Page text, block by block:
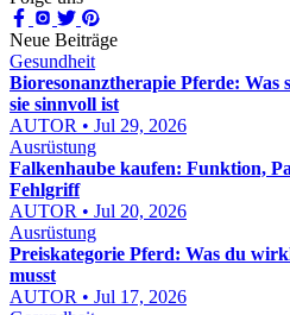
Neue Beiträge
Gesundheit
Bioresonanztherapie Pferde: Was
sie sinnvoll ist
AUTOR • Jul 29, 2026
Ausrüstung
Falkenhaube kaufen: Funktion,
Fehlgriff
AUTOR • Jul 20, 2026
Ausrüstung
Preiskategorie Pferd: Was du
musst
AUTOR • Jul 17, 2026